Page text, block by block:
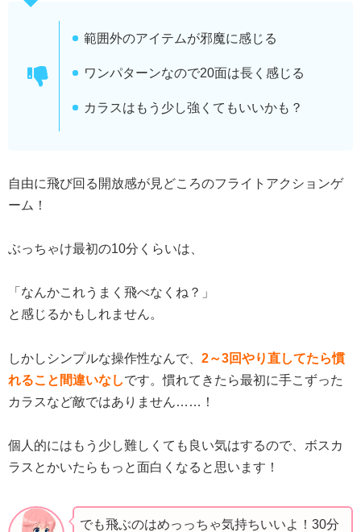
範囲外のアイテムが邪魔に感じる
ワンパターンなので20面は長く感じる
カラスはもう少し強くてもいいかも？
自由に飛び回る開放感が見どころのフライトアクションゲ
ーム！
ぶっちゃけ最初の10分くらいは、
「なんかこれうまく飛べなくね？」
と感じるかもしれません。
しかしシンプルな操作性なんで、 2～3回やり直してたら慣
れること間違いなしです。慣れてきたら最初に手こずった
カラスなど敵ではありません……！
個人的にはもう少し難しくても良い気はするので、ボスカ
ラスとかいたらもっと面白くなると思います！
でも飛ぶのはめっっちゃ気持ちいいよ！30分